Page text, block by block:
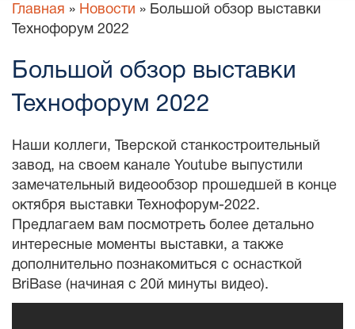
Главная » Новости » Большой обзор выставки
Технофорум 2022
Большой обзор выставки
Технофорум 2022
Наши коллеги, Тверской станкостроительный
завод, на своем канале Youtube выпустили
замечательный видеообзор прошедшей в конце
октября выставки Технофорум-2022.
Предлагаем вам посмотреть более детально
интересные моменты выставки, а также
дополнительно познакомиться с оснасткой
BriBase (начиная с 20й минуты видео).